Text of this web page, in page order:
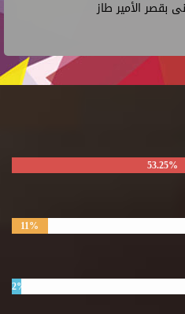
بقصر الأمير طاز
53.25%
11%
2%